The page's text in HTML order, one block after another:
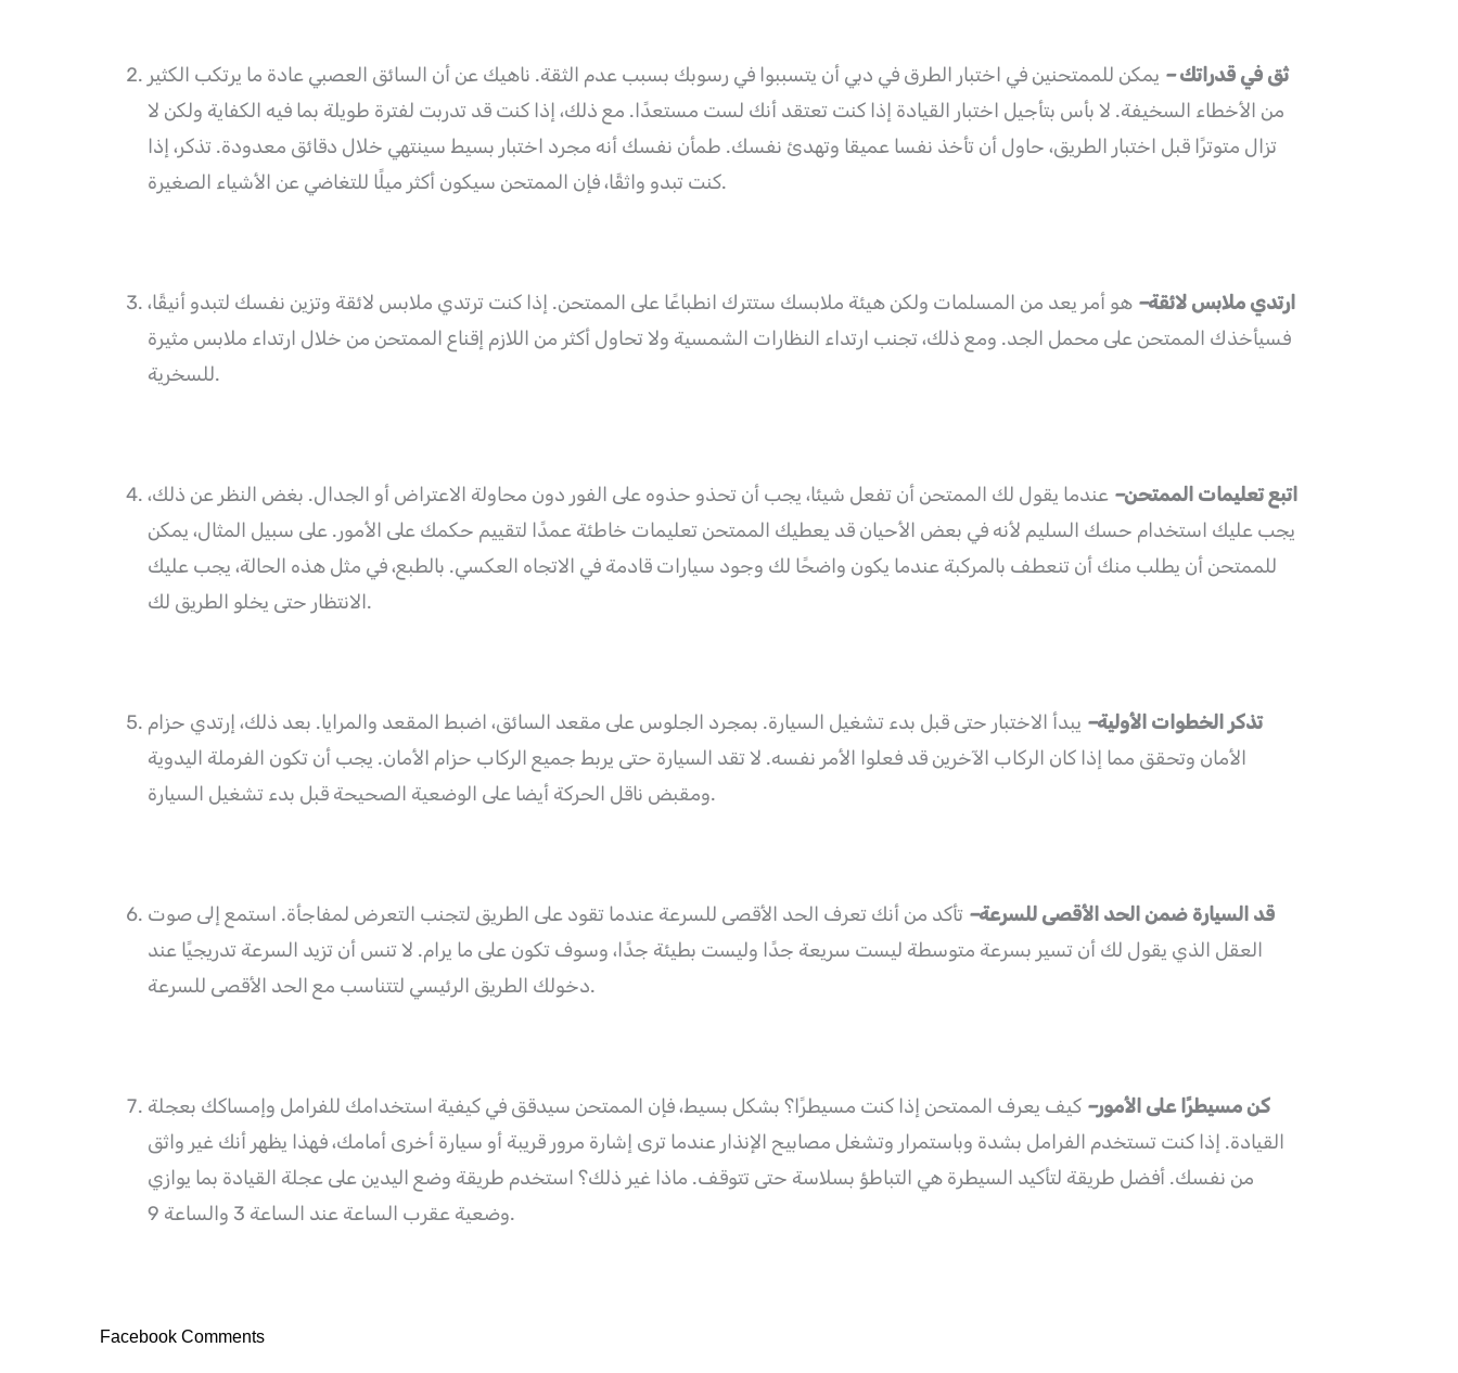
ثق في قدراتك– يمكن للممتحنين في اختبار الطرق في دبي أن يتسببوا في رسوبك بسبب عدم الثقة. ناهيك عن أن السائق العصبي عادة ما يرتكب الكثير
من الأخطاء السخيفة. لا بأس بتأجيل اختبار القيادة إذا كنت تعتقد أنك لست مستعدًا. مع ذلك، إذا كنت قد تدربت لفترة طويلة بما فيه الكفاية ولكن لا
تزال متوترًا قبل اختبار الطريق، حاول أن تأخذ نفسا عميقا وتهدئ نفسك. طمأن نفسك أنه مجرد اختبار بسيط سينتهي خلال دقائق معدودة. تذكر، إذا
كنت تبدو واثقًا، فإن الممتحن سيكون أكثر ميلًا للتغاضي عن الأشياء الصغيرة.
ارتدي ملابس لائقة– هو أمر يعد من المسلمات ولكن هيئة ملابسك ستترك انطباعًا على الممتحن. إذا كنت ترتدي ملابس لائقة وتزين نفسك لتبدو أنيقًا،
فسيأخذك الممتحن على محمل الجد. ومع ذلك، تجنب ارتداء النظارات الشمسية ولا تحاول أكثر من اللازم إقناع الممتحن من خلال ارتداء ملابس مثيرة
للسخرية.
اتبع تعليمات الممتحن– عندما يقول لك الممتحن أن تفعل شيئا، يجب أن تحذو حذوه على الفور دون محاولة الاعتراض أو الجدال. بغض النظر عن ذلك،
يجب عليك استخدام حسك السليم لأنه في بعض الأحيان قد يعطيك الممتحن تعليمات خاطئة عمدًا لتقييم حكمك على الأمور. على سبيل المثال، يمكن
للممتحن أن يطلب منك أن تنعطف بالمركبة عندما يكون واضحًا لك وجود سيارات قادمة في الاتجاه العكسي. بالطبع، في مثل هذه الحالة، يجب عليك
الانتظار حتى يخلو الطريق لك.
تذكر الخطوات الأولية– يبدأ الاختبار حتى قبل بدء تشغيل السيارة. بمجرد الجلوس على مقعد السائق، اضبط المقعد والمرايا. بعد ذلك، إرتدي حزام
الأمان وتحقق مما إذا كان الركاب الآخرين قد فعلوا الأمر نفسه. لا تقد السيارة حتى يربط جميع الركاب حزام الأمان. يجب أن تكون الفرملة اليدوية
ومقبض ناقل الحركة أيضا على الوضعية الصحيحة قبل بدء تشغيل السيارة.
قد السيارة ضمن الحد الأقصى للسرعة– تأكد من أنك تعرف الحد الأقصى للسرعة عندما تقود على الطريق لتجنب التعرض لمفاجأة. استمع إلى صوت
العقل الذي يقول لك أن تسير بسرعة متوسطة ليست سريعة جدًا وليست بطيئة جدًا، وسوف تكون على ما يرام. لا تنس أن تزيد السرعة تدريجيًا عند
دخولك الطريق الرئيسي لتتناسب مع الحد الأقصى للسرعة.
كن مسيطرًا على الأمور– كيف يعرف الممتحن إذا كنت مسيطرًا؟ بشكل بسيط، فإن الممتحن سيدقق في كيفية استخدامك للفرامل وإمساكك بعجلة
القيادة. إذا كنت تستخدم الفرامل بشدة وباستمرار وتشغل مصابيح الإنذار عندما ترى إشارة مرور قريبة أو سيارة أخرى أمامك، فهذا يظهر أنك غير واثق
من نفسك. أفضل طريقة لتأكيد السيطرة هي التباطؤ بسلاسة حتى تتوقف. ماذا غير ذلك؟ استخدم طريقة وضع اليدين على عجلة القيادة بما يوازي
وضعية عقرب الساعة عند الساعة 3 والساعة 9.
Facebook Comments